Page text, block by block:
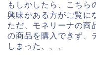
もしかしたら、こちら
興味がある方がご覧に
ただ、モネリーナの商
の商品を購入できず、
しまった、、、